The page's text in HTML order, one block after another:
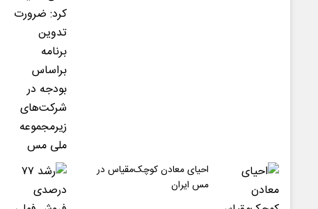
احیای معادن کوچک‌مقیاس در
مس ایران